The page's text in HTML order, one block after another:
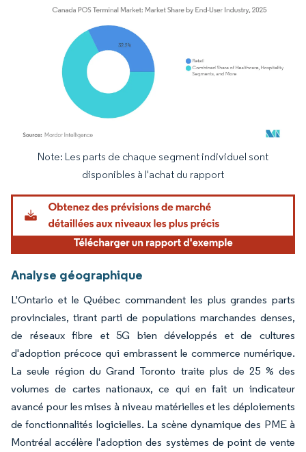
Image © Mordor Intelligence. La réutilisation nécessite une attribution sous CC BY
Note: Les parts de chaque segment individuel sont
disponibles à l'achat du rapport
Analyse géographique
L'Ontario et le Québec commandent les plus grandes parts
provinciales, tirant parti de populations marchandes denses,
de réseaux fibre et 5G bien développés et de cultures
d'adoption précoce qui embrassent le commerce numérique.
La seule région du Grand Toronto traite plus de 25 % des
volumes de cartes nationaux, ce qui en fait un indicateur
avancé pour les mises à niveau matérielles et les déploiements
de fonctionnalités logicielles. La scène dynamique des PME à
Montréal accélère l'adoption des systèmes de point de vente